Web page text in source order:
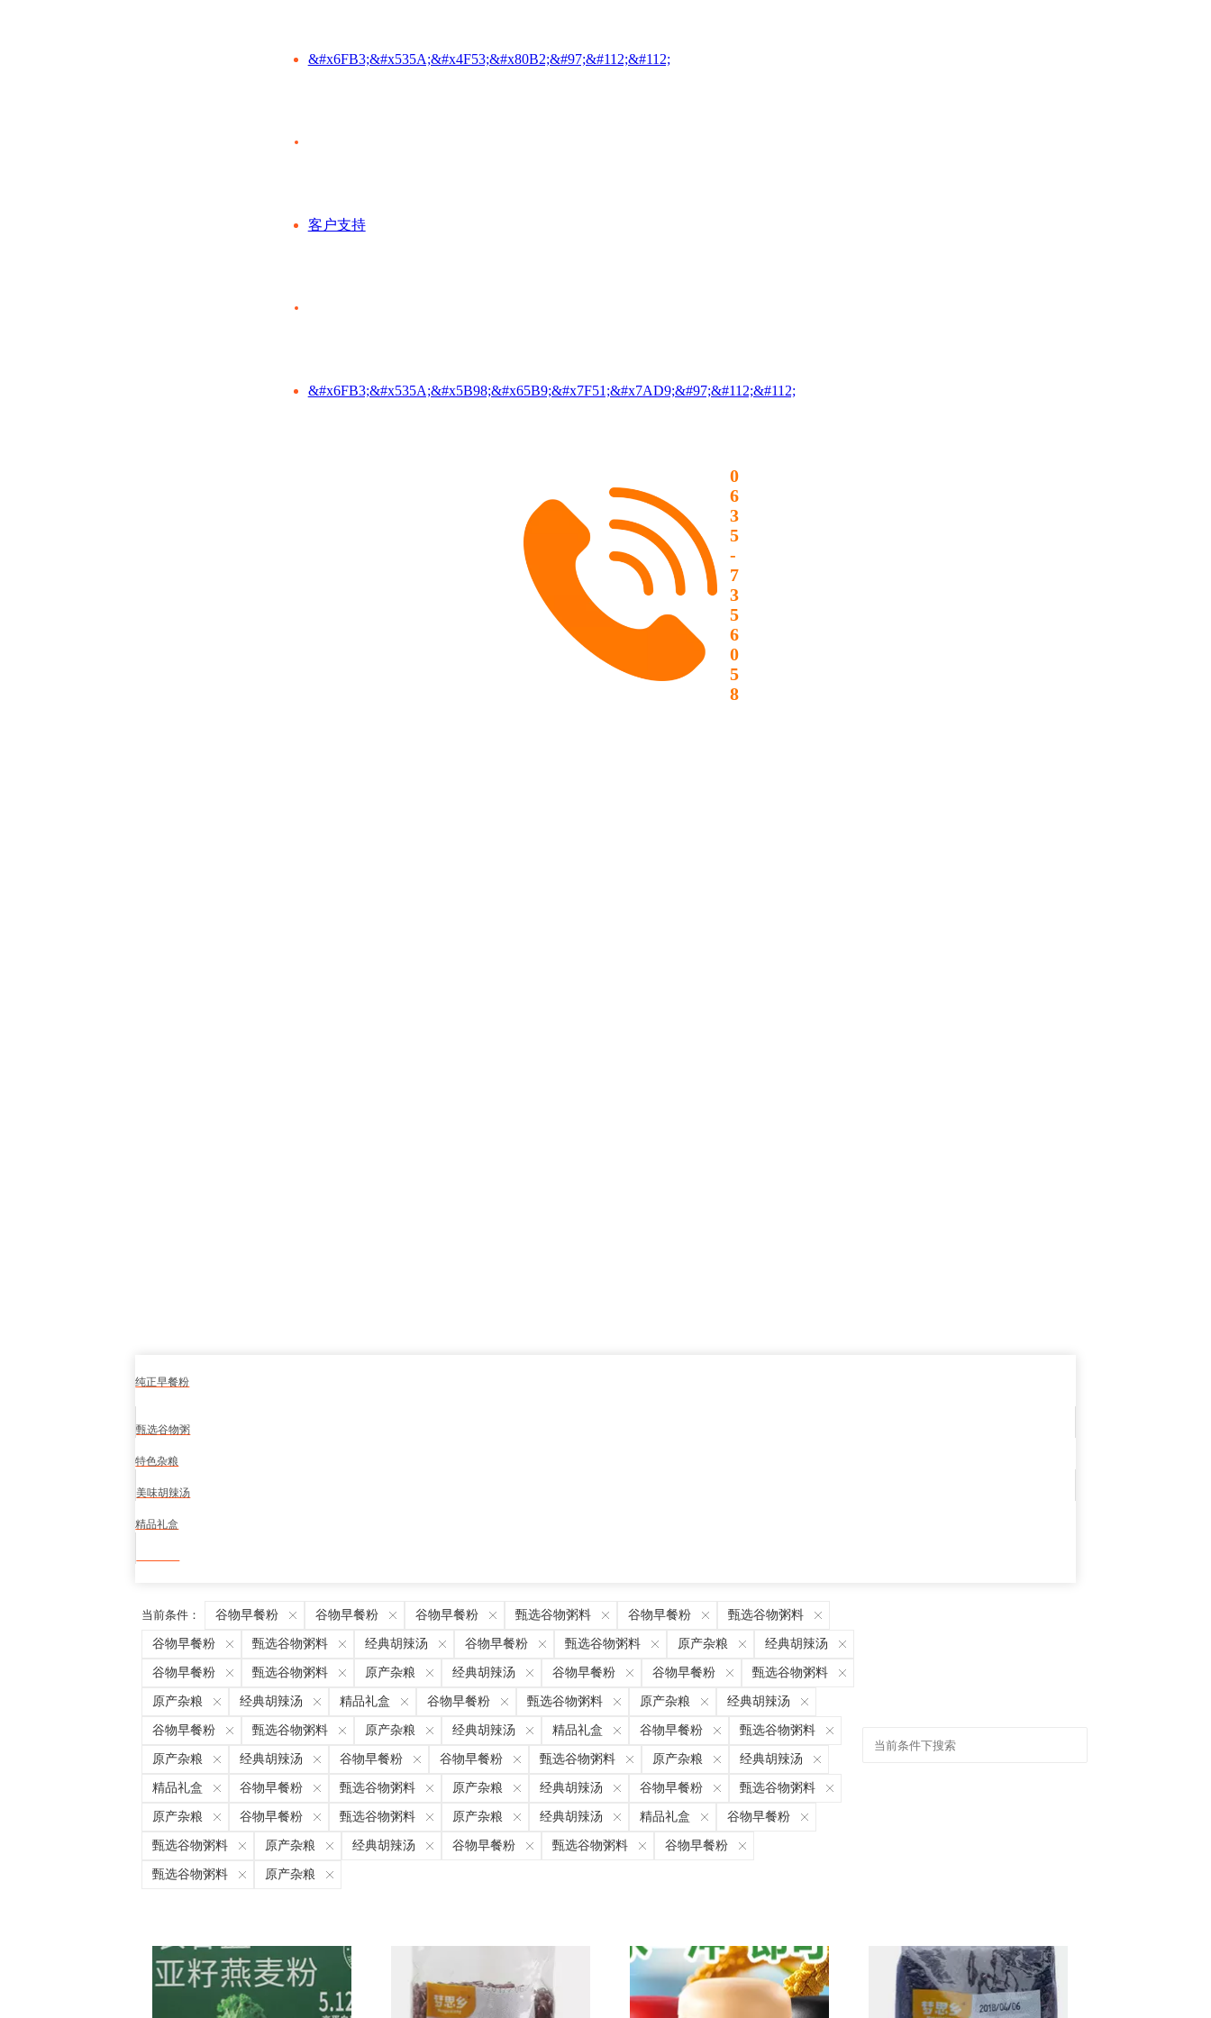
&#x6FB3;&#x535A;&#x4F53;&#x80B2;&#97;&#112;&#112;
客户支持
&#x6FB3;&#x535A;&#x5B98;&#x65B9;&#x7F51;&#x7AD9;&#97;&#112;&#112;
0
6
3
5
-
7
3
5
6
0
5
8
纯正早餐粉
甄选谷物粥
特色杂粮
美味胡辣汤
精品礼盒
当前条件： 谷物早餐粉 谷物早餐粉 谷物早餐粉 甄选谷物粥料 谷物早餐粉 甄选谷物粥料
谷物早餐粉 甄选谷物粥料 经典胡辣汤 谷物早餐粉 甄选谷物粥料 原产杂粮 经典胡辣汤
谷物早餐粉 甄选谷物粥料 原产杂粮 经典胡辣汤 谷物早餐粉 谷物早餐粉 甄选谷物粥料
原产杂粮 经典胡辣汤 精品礼盒 谷物早餐粉 甄选谷物粥料 原产杂粮 经典胡辣汤
谷物早餐粉 甄选谷物粥料 原产杂粮 经典胡辣汤 精品礼盒 谷物早餐粉 甄选谷物粥料
原产杂粮 经典胡辣汤 谷物早餐粉 谷物早餐粉 甄选谷物粥料 原产杂粮 经典胡辣汤
精品礼盒 谷物早餐粉 甄选谷物粥料 原产杂粮 经典胡辣汤 谷物早餐粉 甄选谷物粥料
原产杂粮 谷物早餐粉 甄选谷物粥料 原产杂粮 经典胡辣汤 精品礼盒 谷物早餐粉
甄选谷物粥料 原产杂粮 经典胡辣汤 谷物早餐粉 甄选谷物粥料 谷物早餐粉
甄选谷物粥料 原产杂粮